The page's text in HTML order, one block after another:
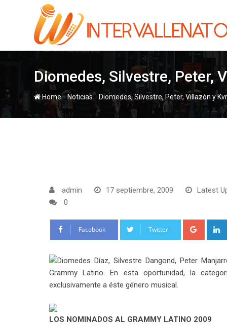
Diomedes, Silvestre, Peter,
Home-Noticias-Diomedes, Silvestre, Peter, Villazón y
admin 17 septiembre, 2009 Latest
0
Facebook Twitter Google+
Diomedes Díaz, Silvestre Dangond, Peter
Grammy Latino. En esta oportunidad, la
exclusivamente a éste género musical.
LOS NOMINADOS AL GRAMMY LATINO 2009